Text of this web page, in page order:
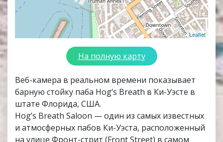
Leaflet
На полную карту
Веб-камера в реальном времени показывает
барную стойку паба Hog’s Breath в Ки-Уэсте в
штате Флорида, США.
Hog’s Breath Saloon — один из самых известных
и атмосферных пабов Ки-Уэста, расположенный
на улице Фронт-стрит (Front Street) в самом